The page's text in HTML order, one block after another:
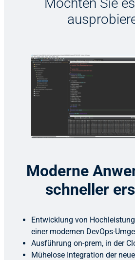
Moderne
schneller
Entwicklung von
einer modernen DevOps-
Ausführung on-prem, in der
Mühelose Integration der